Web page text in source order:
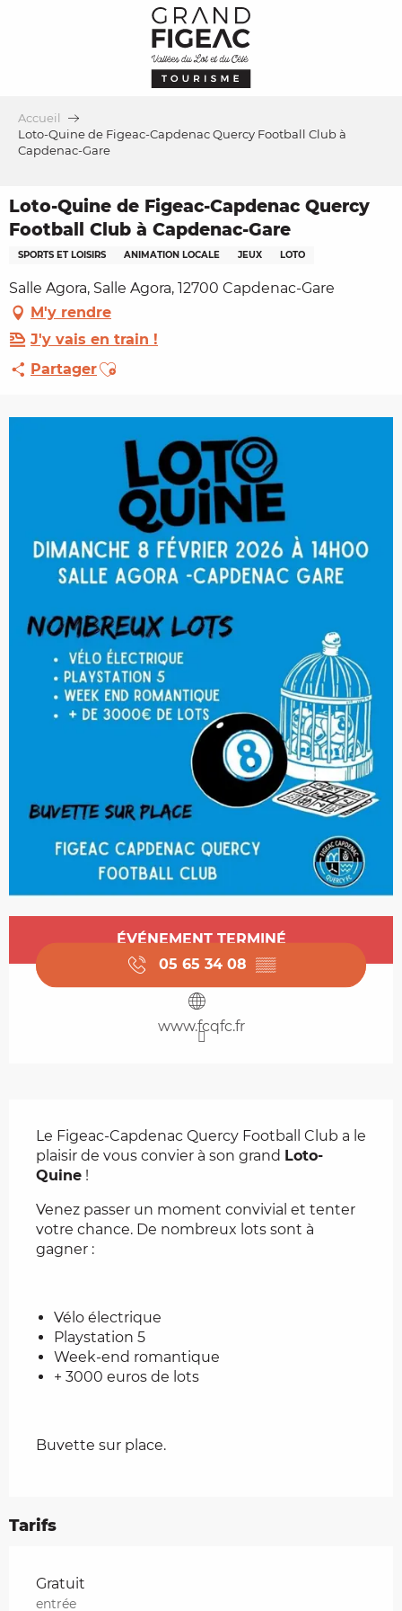
Accueil
Loto-Quine de Figeac-Capdenac Quercy Football Club à
Capdenac-Gare
Loto-Quine de Figeac-Capdenac Quercy
Football Club à Capdenac-Gare
SPORTS ET LOISIRS ANIMATION LOCALE JEUX LOTO
Salle Agora, Salle Agora, 12700 Capdenac-Gare
M'y rendre
J'y vais en train !
PartagerAjouter aux favoris
Ouverture et coordonnées
ÉVÉNEMENT TERMINÉ
05 65 34 08 ▒▒
www.fcqfc.fr
Le Figeac-Capdenac Quercy Football Club a le
plaisir de vous convier à son grand Loto-
Quine !
Venez passer un moment convivial et tenter
votre chance. De nombreux lots sont à
gagner :
Vélo électrique
Playstation 5
Week-end romantique
+ 3000 euros de lots
Buvette sur place.
Tarifs
Tarifs 2026
Gratuit
entrée